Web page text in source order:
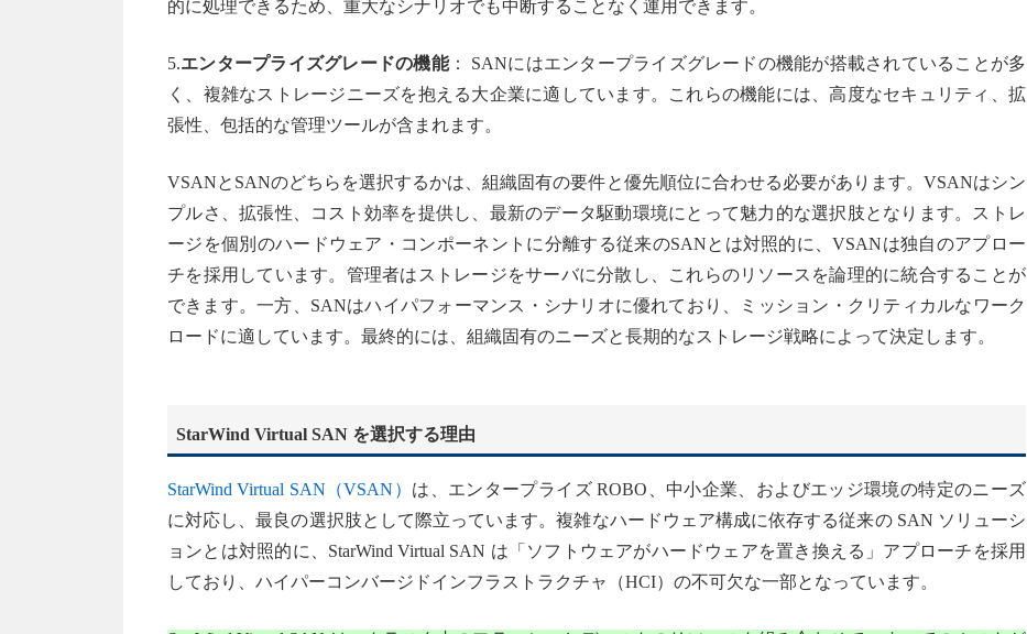
的に処理できるため、重大なシナリオでも中断することなく運用できます。
5.エンタープライズグレードの機能： SANにはエンタープライズグレードの機能が搭載されていることが多
く、複雑なストレージニーズを抱える大企業に適しています。これらの機能には、高度なセキュリティ、拡
張性、包括的な管理ツールが含まれます。
VSANとSANのどちらを選択するかは、組織固有の要件と優先順位に合わせる必要があります。VSANはシン
プルさ、拡張性、コスト効率を提供し、最新のデータ駆動環境にとって魅力的な選択肢となります。ストレ
ージを個別のハードウェア・コンポーネントに分離する従来のSANとは対照的に、VSANは独自のアプロー
チを採用しています。管理者はストレージをサーバに分散し、これらのリソースを論理的に統合することが
できます。一方、SANはハイパフォーマンス・シナリオに優れており、ミッション・クリティカルなワーク
ロードに適しています。最終的には、組織固有のニーズと長期的なストレージ戦略によって決定します。
StarWind Virtual SAN を選択する理由
StarWind Virtual SAN（VSAN） は、エンタープライズ ROBO、中小企業、およびエッジ環境の特定のニーズ
に対応し、最良の選択肢として際立っています。複雑なハードウェア構成に依存する従来の SAN ソリューシ
ョンとは対照的に、StarWind Virtual SAN は「ソフトウェアがハードウェアを置き換える」アプローチを採用
しており、ハイパーコンバージドインフラストラクチャ（HCI）の不可欠な一部となっています。